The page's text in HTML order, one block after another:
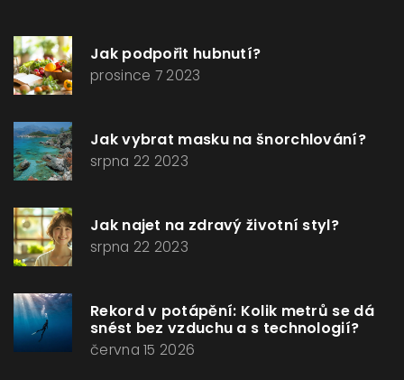
Jak podpořit hubnutí?
prosince 7 2023
Jak vybrat masku na šnorchlování?
srpna 22 2023
Jak najet na zdravý životní styl?
srpna 22 2023
Rekord v potápění: Kolik metrů se dá
snést bez vzduchu a s technologií?
června 15 2026